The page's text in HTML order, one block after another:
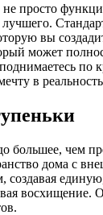
просто
вы
может
в
большее, чем
дома с